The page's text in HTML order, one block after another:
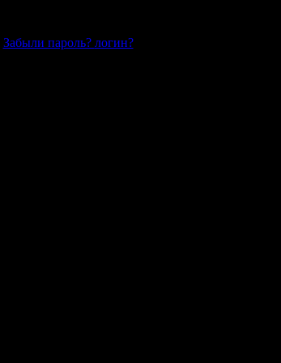
Забыли пароль? логин?